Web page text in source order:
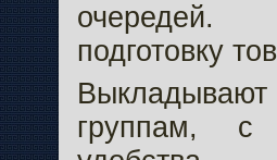
очередей.
подготовку
группам, с